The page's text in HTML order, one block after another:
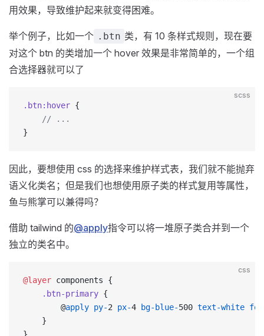
用效果，导致维护起来就变得困难。
举个例子，比如一个 .btn 类，有 10 条样式规则，现在要
对这个 btn 的类增加一个 hover 效果是非常简单的，一个组
合选择器就可以了
scss
.btn:hover {
    // ...
}
因此，要想使用 css 的选择来维护样式表，我们就不能抛弃
语义化类名；但是我们也想使用原子类的样式复用等属性，
鱼与熊掌可以兼得吗？
借助 tailwind 的@apply指令可以将一堆原子类合并到一个
独立的类名中。
css
@layer components {
    .btn-primary
{
        @
apply py-2 px-4 bg-blue-500 text-white
    }
}